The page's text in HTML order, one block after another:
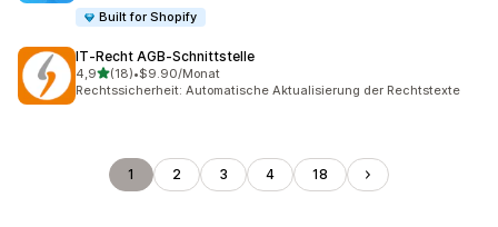
Built for Shopify
IT‑Recht AGB‑Schnittstelle
4,9ud af 5 stjerner
(18)
18 anmeldelser i alt
•$9.90/Monat
Rechtssicherheit: Automatische Aktualisierung der Rechtstexte
1 2 3 4 18